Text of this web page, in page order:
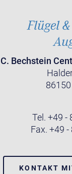
Flügel
C. Bechstein
Tel. +49 -
Fax. +49
KONTAKT